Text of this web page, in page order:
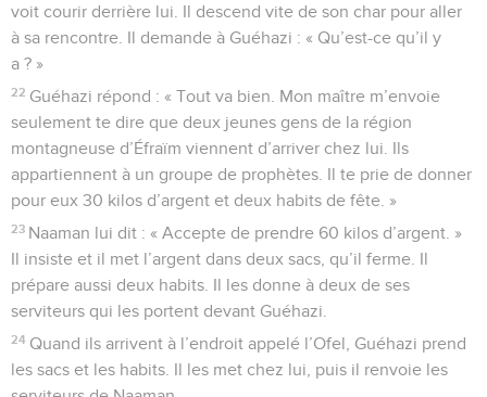
voit courir derrière lui. Il descend vite de son char pour aller
à sa rencontre. Il demande à Guéhazi : « Qu’est-ce qu’il y
a ? »
22 Guéhazi répond : « Tout va bien. Mon maître m’envoie
seulement te dire que deux jeunes gens de la région
montagneuse d’Éfraïm viennent d’arriver chez lui. Ils
appartiennent à un groupe de prophètes. Il te prie de donner
pour eux 30 kilos d’argent et deux habits de fête. »
23 Naaman lui dit : « Accepte de prendre 60 kilos d’argent. »
Il insiste et il met l’argent dans deux sacs, qu’il ferme. Il
prépare aussi deux habits. Il les donne à deux de ses
serviteurs qui les portent devant Guéhazi.
24 Quand ils arrivent à l’endroit appelé l’Ofel, Guéhazi prend
les sacs et les habits. Il les met chez lui, puis il renvoie les